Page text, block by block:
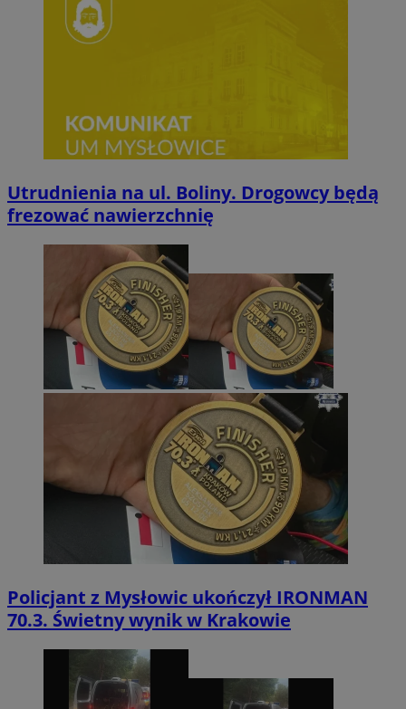
Utrudnienia na ul. Boliny. Drogowcy będą
frezować nawierzchnię
Policjant z Mysłowic ukończył IRONMAN
70.3. Świetny wynik w Krakowie